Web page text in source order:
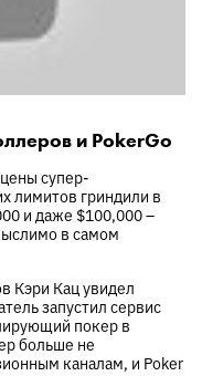
и PokerGo
супер-
лимитов гриндили в
и даже $100,000 –
в самом
Кэри Кац увидел
запустил сервис
покер в
больше не
каналам, и Poker